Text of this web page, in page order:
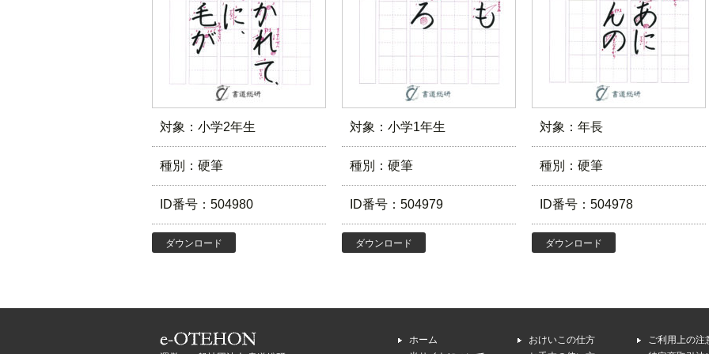
対象：小学2年生
種別：硬筆
ID番号：504980
ダウンロード
対象：小学1年生
種別：硬筆
ID番号：504979
ダウンロード
対象：年長
種別：硬筆
ID番号：504978
ダウンロード
ホーム
おけいこの仕方
ご利用上の注